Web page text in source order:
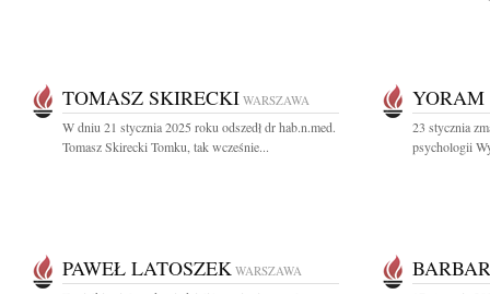
TOMASZ SKIRECKI WARSZAWA
W dniu 21 stycznia 2025 roku odszedł dr hab.n.med.
Tomasz Skirecki Tomku, tak wcześnie...
YORAM
23 stycznia
psychologii
PAWEŁ LATOSZEK WARSZAWA